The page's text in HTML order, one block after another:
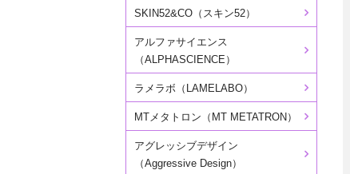
SKIN52&CO（スキン52）
アルファサイエンス
（ALPHASCIENCE）
ラメラボ（LAMELABO）
MTメタトロン（MT METATRON）
アグレッシブデザイン
（Aggressive Design）